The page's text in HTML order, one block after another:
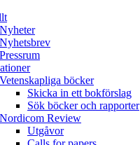
Nyheter
Nyhetsbrev
Pressrum
Vetenskapliga böcker
Skicka in ett bokförslag
Sök böcker och rapporter
Nordicom Review
Utgåvor